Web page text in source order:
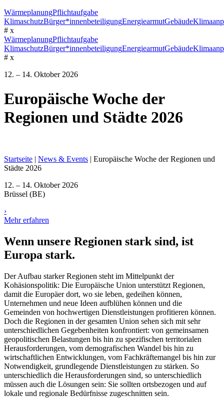
WärmeplanungPflichtaufgabe
KlimaschutzBürger*innenbeteiligungEnergiearmutGebäude
# x
WärmeplanungPflichtaufgabe
KlimaschutzBürger*innenbeteiligungEnergiearmutGebäude
# x
12. – 14. Oktober 2026
Europäische Woche der
Regionen und Städte 2026
Startseite | News & Events | Europäische Woche der Regionen und
Städte 2026
12. – 14. Oktober 2026
Brüssel (BE)
›
Mehr erfahren
Wenn unsere Regionen stark sind, ist
Europa stark.
Der Aufbau starker Regionen steht im Mittelpunkt der
Kohäsionspolitik: Die Europäische Union unterstützt Regionen,
damit die Europäer dort, wo sie leben, gedeihen können,
Unternehmen und neue Ideen aufblühen können und die
Gemeinden von hochwertigen Dienstleistungen profitieren können.
Doch die Regionen in der gesamten Union sehen sich mit sehr
unterschiedlichen Gegebenheiten konfrontiert: von gemeinsamen
geopolitischen Belastungen bis hin zu spezifischen territorialen
Herausforderungen, vom demografischen Wandel bis hin zu
wirtschaftlichen Entwicklungen, vom Fachkräftemangel bis hin zur
Notwendigkeit, grundlegende Dienstleistungen zu stärken. So
unterschiedlich die Herausforderungen sind, so unterschiedlich
müssen auch die Lösungen sein: Sie sollten ortsbezogen und auf
lokale und regionale Bedürfnisse zugeschnitten sein.